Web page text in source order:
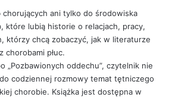
ani tylko do środowiska
które lubią historie o relacjach, pracy,
którzy chcą zobaczyć, jak w literaturze
chorobami płuc.
„Pozbawionych oddechu”, czytelnik nie
codziennej rozmowy temat tętniczego
chorobie. Książka jest dostępna w